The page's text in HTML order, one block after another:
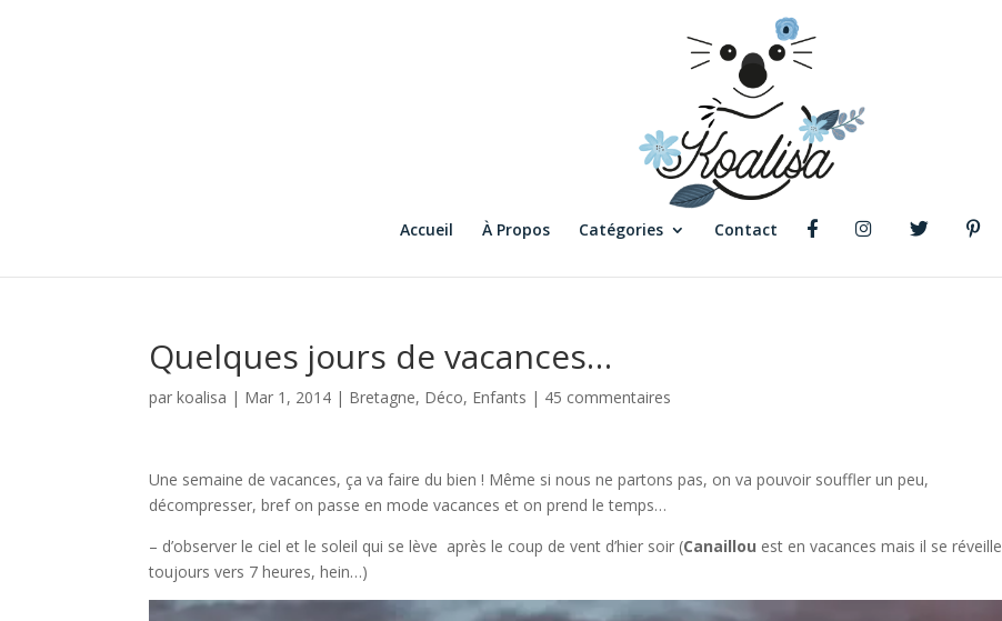
Accueil À Propos Catégories Contact
Quelques jours de vacances…
parkoalisa | Mar 1, 2014 | Bretagne, Déco, Enfants | 45 commentaires
Une semaine de vacances, ça va faire du bien ! Même si nous ne partons pas, on va pouvoir souffler un peu,
décompresser, bref on passe en mode vacances et on prend le temps…
– d’observer le ciel et le soleil qui se lève après le coup de vent d’hier soir (Canaillou est en vacances mais il se réveille
toujours vers 7 heures, hein…)